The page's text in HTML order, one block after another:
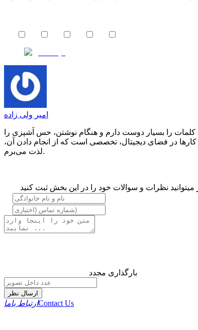
امیر ولی زاده
هستم. زندگی در دنیای کلمات را بسیار دوست دارم و هنگام نوشتن، حس آشپزی را
در فضای دیجیتال، تخصصی است که از انجام دادن آن،
لذت می‌برم.
نظرات و سوالات خود را در این بخش ثبت کنید
بارگذاری مجدد
ارسال نظر
ارتباط باماContact Us